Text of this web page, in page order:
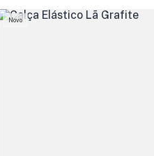
Novo